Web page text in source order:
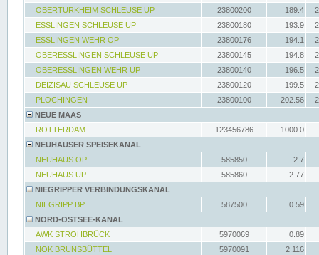
OBERTÜRKHEIM SCHLEUSE UP
23800200 189.4
ESSLINGEN SCHLEUSE UP
23800180 193.9
ESSLINGEN WEHR OP
23800176 194.1
OBERESSLINGEN SCHLEUSE UP
23800145 194.8
OBERESSLINGEN WEHR UP
23800140 196.5
DEIZISAU SCHLEUSE UP
23800120 199.5
PLOCHINGEN
23800100 202.56
NEUE MAAS
ROTTERDAM
123456786
1000.0
NEUHAUSER SPEISEKANAL
NEUHAUS OP
585850
2.7
NEUHAUS UP
585860
2.77
NIEGRIPPER VERBINDUNGSKANAL
NIEGRIPP BP
587500
0.59
NORD-OSTSEE-KANAL
AWK STROHBRÜCK
5970069
0.89
NOK BRUNSBÜTTEL
5970091
2.116